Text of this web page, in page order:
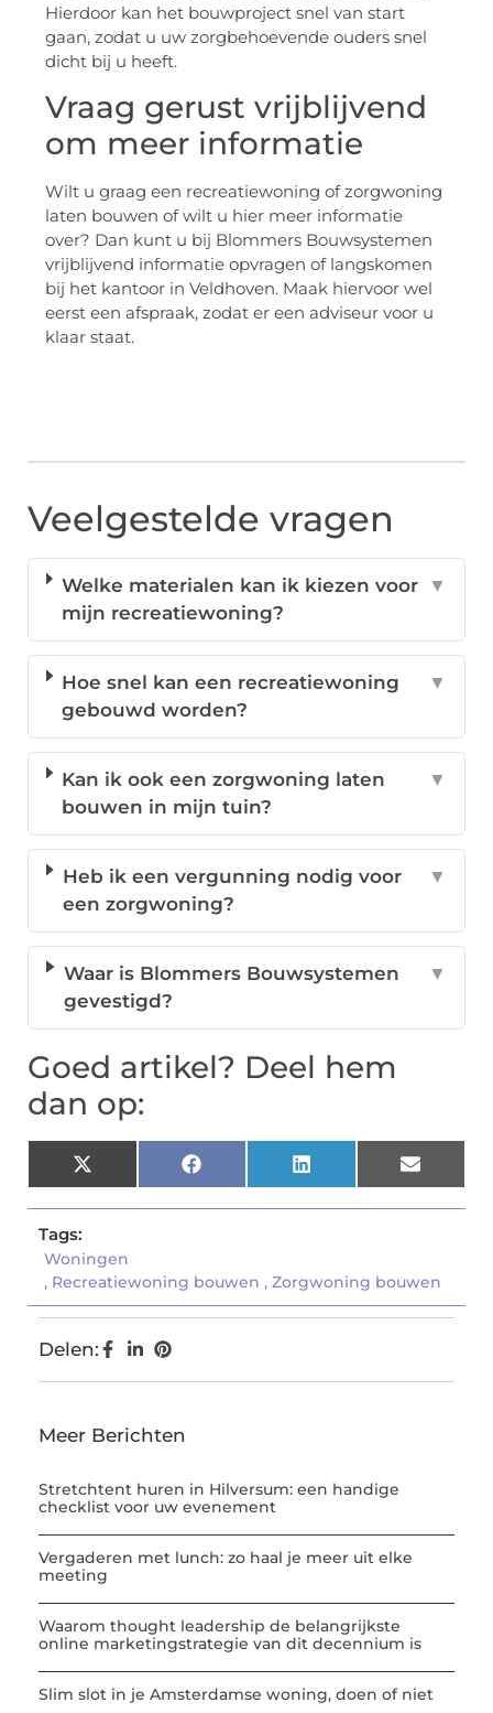
Hierdoor kan het bouwproject snel van start
gaan, zodat u uw zorgbehoevende ouders snel
dicht bij u heeft.
Vraag gerust vrijblijvend
om meer informatie
Wilt u graag een recreatiewoning of zorgwoning
laten bouwen of wilt u hier meer informatie
over? Dan kunt u bij Blommers Bouwsystemen
vrijblijvend informatie opvragen of langskomen
bij het kantoor in Veldhoven. Maak hiervoor wel
eerst een afspraak, zodat er een adviseur voor u
klaar staat.
Veelgestelde vragen
Welke materialen kan ik kiezen voor
mijn recreatiewoning?
▼
Hoe snel kan een recreatiewoning
gebouwd worden?
▼
Kan ik ook een zorgwoning laten
bouwen in mijn tuin?
▼
Heb ik een vergunning nodig voor
een zorgwoning?
▼
Waar is Blommers Bouwsystemen
gevestigd?
▼
Goed artikel? Deel hem
dan op:
X
(Twitter)
Facebook LinkedIn Email
Tags:
Woningen
, Recreatiewoning bouwen , Zorgwoning bouwen
Delen:
Meer Berichten
Stretchtent huren in Hilversum: een handige
checklist voor uw evenement
Vergaderen met lunch: zo haal je meer uit elke
meeting
Waarom thought leadership de belangrijkste
online marketingstrategie van dit decennium is
Slim slot in je Amsterdamse woning, doen of niet